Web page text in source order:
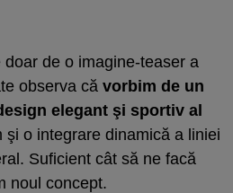
de o imagine-teaser a
observa că vorbim de un
elegant şi sportiv al
şi o integrare dinamică a liniei
Suficient cât să ne facă
noul concept.